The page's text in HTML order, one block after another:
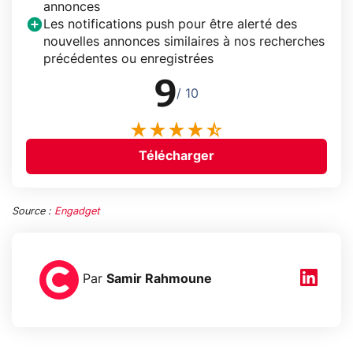
annonces
Les notifications push pour être alerté des
nouvelles annonces similaires à nos recherches
précédentes ou enregistrées
9/ 10
Télécharger
Source : Engadget
Par Samir Rahmoune